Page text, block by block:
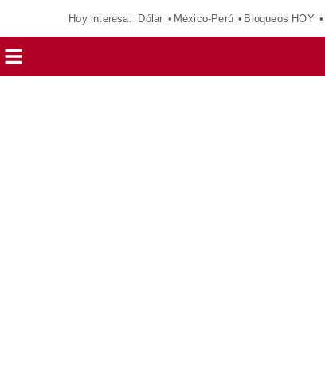
Hoy interesa: Dólar México-Perú Bloqueos HOY